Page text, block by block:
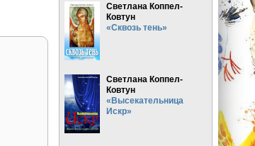
Светлана Коппел-
Ковтун
«Сквозь тень»
Светлана Коппел-
Ковтун
«Высекательница
Искр»